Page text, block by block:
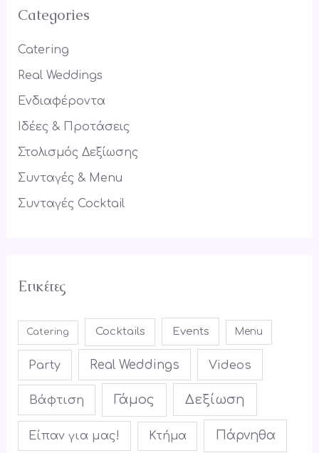
c
h
f
Categories
Catering
Real Weddings
Ενδιαφέροντα
Ιδέες & Προτάσεις
Στολισμός Δεξίωσης
Συνταγές & Menu
Συνταγές Cocktail
Ετικέτες
Catering Cocktails Events Menu
Party Real Weddings Videos
Βάφτιση Γάμος Δεξίωση
Είπαν για μας! Κτήμα Πάρνηθα